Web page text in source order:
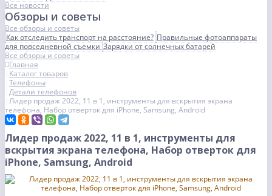
Все новости
Обзоры и советы
Все обзоры и советы
Как отследить транспорт на расстояние? Правильные фотоаппараты
для повседневной съемкиЗарядки от солнечных батарей
Все обзоры и советы
Главная
Каталог товаров
Телефоны
Детали телефонов
Лидер продаж 2022, 11 в 1, инструменты для вскрытия экрана
телефона, Набор отверток для iPhone, Samsung, Android
Лидер продаж 2022, 11 в 1, инструменты для
вскрытия экрана телефона, Набор отверток для
iPhone, Samsung, Android